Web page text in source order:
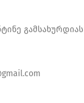
გამსახურდიას